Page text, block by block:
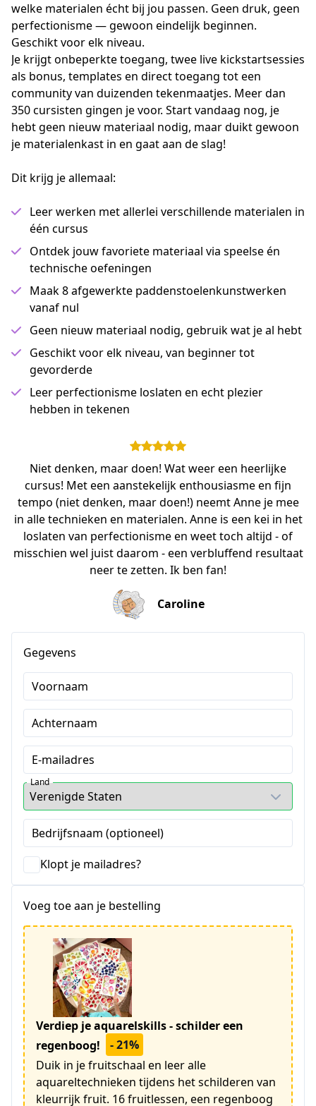
welke materialen écht bij jou passen. Geen druk, geen
perfectionisme — gewoon eindelijk beginnen.
Geschikt voor elk niveau.
Je krijgt onbeperkte toegang, twee live kickstartsessies
als bonus, templates en direct toegang tot een
community van duizenden tekenmaatjes. Meer dan
350 cursisten gingen je voor. Start vandaag nog, je
hebt geen nieuw materiaal nodig, maar duikt gewoon
je materialenkast in en gaat aan de slag!
Dit krijg je allemaal:
Leer werken met allerlei verschillende materialen in
één cursus
Ontdek jouw favoriete materiaal via speelse én
technische oefeningen
Maak 8 afgewerkte paddenstoelenkunstwerken
vanaf nul
Geen nieuw materiaal nodig, gebruik wat je al hebt
Geschikt voor elk niveau, van beginner tot
gevorderde
Leer perfectionisme loslaten en echt plezier
hebben in tekenen
Niet denken, maar doen! Wat weer een heerlijke
cursus! Met een aanstekelijk enthousiasme en fijn
tempo (niet denken, maar doen!) neemt Anne je mee
in alle technieken en materialen. Anne is een kei in het
loslaten van perfectionisme en weet toch altijd - of
misschien wel juist daarom - een verbluffend resultaat
neer te zetten. Ik ben fan!
Caroline
Gegevens
Voornaam
Achternaam
E-mailadres
Land
Bedrijfsnaam (optioneel)
Klopt je mailadres?
Voeg toe aan je bestelling
Verdiep je aquarelskills - schilder een
regenboog!
- 21%
Duik in je fruitschaal en leer alle
aquareltechnieken tijdens het schilderen van
kleurrijk fruit. 16 fruitlessen, een regenboog